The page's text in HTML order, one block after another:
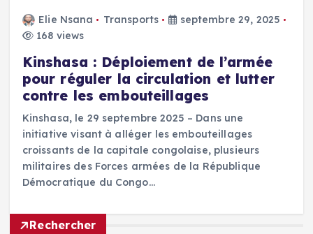
Elie Nsana Transports
septembre 29, 2025
168 views
Kinshasa : Déploiement de l’armée
pour réguler la circulation et lutter
contre les embouteillages
Kinshasa, le 29 septembre 2025 – Dans une
initiative visant à alléger les embouteillages
croissants de la capitale congolaise, plusieurs
militaires des Forces armées de la République
Démocratique du Congo…
Rechercher